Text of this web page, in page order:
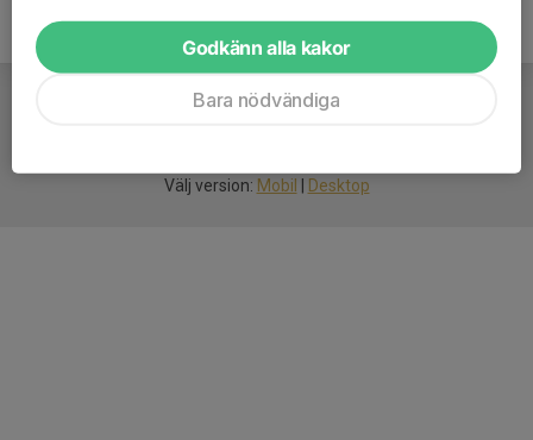
Välj version: Mobil Desktop
Godkänn alla kakor
Bara nödvändiga